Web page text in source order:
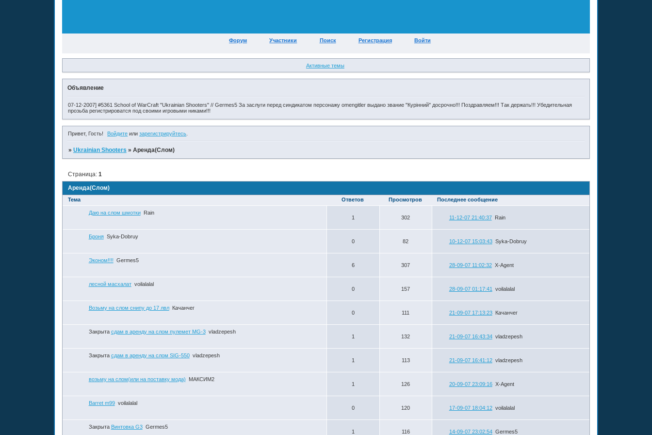
Форум Участники Поиск Регистрация Войти
Активные темы
Объявление
07-12-2007] #5361 School of WarCraft "Ukrainian Shooters" // Germes5 За заслуги перед синдикатом персонажу omengitler выдано звание "Курінний" досрочно!!! Поздравляем!!! Так держать!!! Убедительная
прозьба регистрироватся под своими игровыми никами!!!
Привет, Гость! Войдите илизарегистрируйтесь
» Ukrainian Shooters » Аренда(Слом)
Аренда(Слом)
Страница: 1
Тема Ответов Просмотров Последнее сообщение
Даю на слом шмотки
Rain
1
302 11-12-07 21:40:37 Rain
Броня Syka-Dobruy
0
82 10-12-07 15:03:43 Syka-Dobruy
Эконом!!!! Germes5
6
307 28-09-07 11:02:32 X-Agent
лесной масхалат voilalalal
0
157 28-09-07 01:17:41 voilalalal
Возьму на слом снипу до 17 лвл
Качанчег
0
111 21-09-07 17:13:23 Качанчег
Закрыта сдам в аренду на слом пулемет MG-3 vladzepesh
1
132 21-09-07 16:43:34 vladzepesh
Закрыта сдам в аренду на слом SIG-550 vladzepesh
1
113 21-09-07 16:41:12 vladzepesh
возьму на слом(или на поставку мода)
МАКСИМ2
1
126 20-09-07 23:09:16 X-Agent
Barret m99 voilalalal
0
120 17-09-07 18:04:12 voilalalal
Закрыта Винтовка G3 Germes5
1
116 14-09-07 23:02:54 Germes5